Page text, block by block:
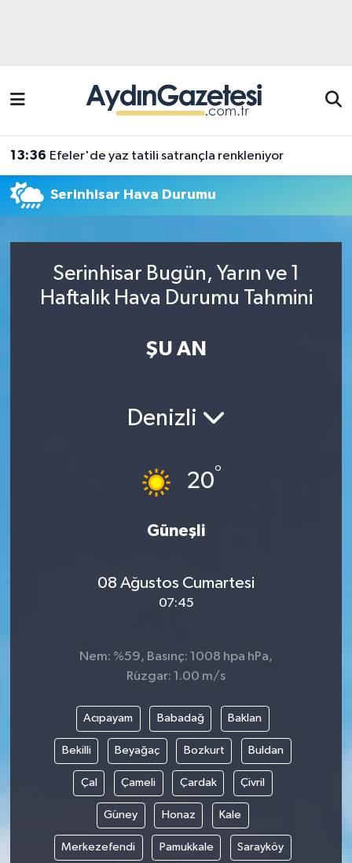
13:36 Efeler'de yaz tatili satrançla renkleniyor
Serinhisar Hava Durumu
Serinhisar Bugün, Yarın ve 1
Haftalık Hava Durumu Tahmini
ŞU AN
Denizli
20°
Güneşli
08 Ağustos Cumartesi
07:45
Nem: %59, Basınç: 1008 hpa hPa,
Rüzgar: 1.00 m/s
Acıpayam Babadağ Baklan
Bekilli Beyağaç Bozkurt Buldan
Çal Çameli Çardak Çivril
Güney Honaz Kale
Merkezefendi Pamukkale Sarayköy
Efeler Trafik Yoğunluk Haritası
Süper Lig Puan Durumu ve Fikstür
Tüm Manşetler
Son Dakika Haberleri